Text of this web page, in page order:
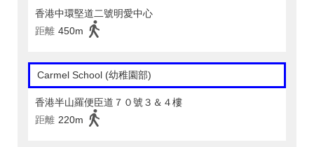
香港中環堅道二號明愛中心
距離 450m
Carmel School (幼稚園部)
香港半山羅便臣道７０號３＆４樓
距離 220m